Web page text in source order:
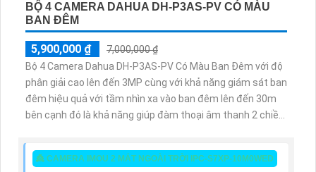
BỘ 4 CAMERA DAHUA DH-P3AS-PV CÓ MÀU
BAN ĐÊM
5,900,000 ₫
7,000,000 ₫
Bộ 4 Camera Dahua DH-P3AS-PV Có Màu Ban Đêm với độ
phân giải cao lên đến 3MP cùng với khả năng giám sát ban
đêm hiệu quả với tầm nhìn xa vào ban đêm lên đến 30m
bên cạnh đó là khả năng giúp đàm thoại âm thanh 2 chiều
👸 CAMERA IMOU 2 MẮT NGOÀI TRỜI IPC-S7XP-10M0WED